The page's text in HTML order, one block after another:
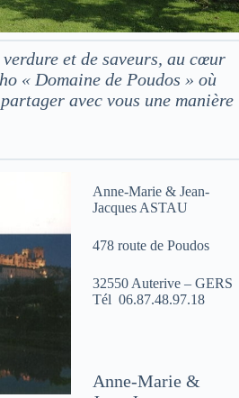
et de saveurs, au cœur
« Domaine de Poudos » où
avec vous une manière
Anne-Marie & Jean-
Jacques ASTAU
478 route de Poudos
32550 Auterive – GERS
Tél 06.87.48.97.18
Anne-Marie &